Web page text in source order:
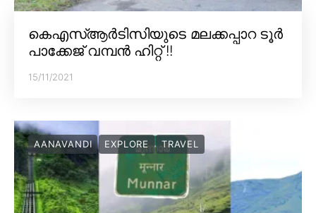
കെഎസ്ആർടിസിയുടെ മലക്കപ്പാറ ടൂർ
പാക്കേജ് വമ്പൻ ഹിറ്റ് !!
15/11/2021
AANAVANDI EXPLORE TRAVEL